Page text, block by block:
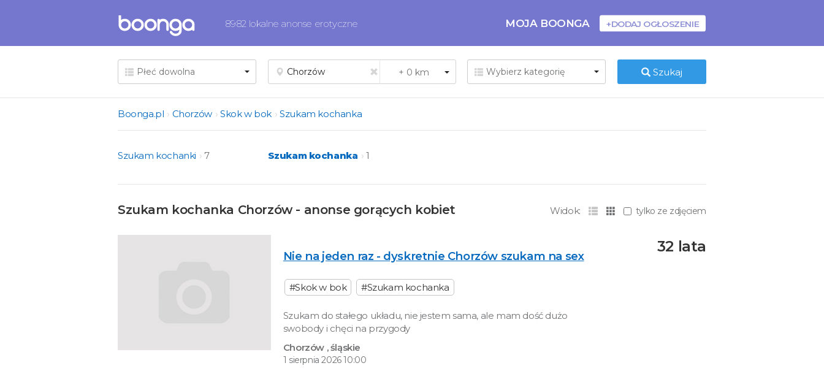
8982 lokalne anonse erotyczne MOJA BOONGA +DODAJ OGŁOSZENIE
Szukaj
Boonga.pl Chorzów Skok w bok Szukam kochanka
Szukam kochanki 7 Szukam kochanka 1
Widok: tylko ze zdjęciem
Szukam kochanka Chorzów - anonse gorących kobiet
Nie na jeden raz - dyskretnie Chorzów szukam na sex
#Skok w bok #Szukam kochanka
Szukam do stałego układu, nie jestem sama, ale mam dość dużo
swobody i chęci na przygody
Chorzów , śląskie
1 sierpnia 2026 10:00
32 lata